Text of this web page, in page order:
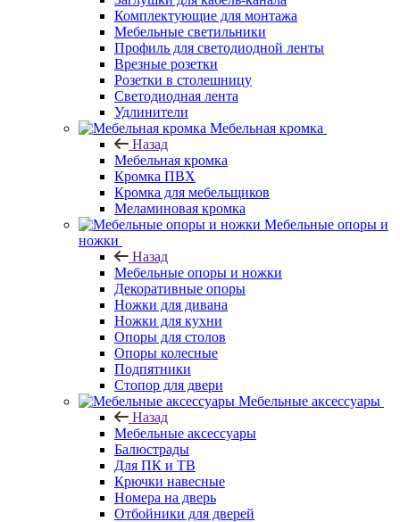
Комплектующие для монтажа
Мебельные светильники
Профиль для светодиодной ленты
Врезные розетки
Розетки в столешницу
Светодиодная лента
Удлинители
Мебельная кромка
Назад
Мебельная кромка
Кромка ПВХ
Кромка для мебельщиков
Меламиновая кромка
Мебельные опоры и
ножки
Назад
Мебельные опоры и ножки
Декоративные опоры
Ножки для дивана
Ножки для кухни
Опоры для столов
Опоры колесные
Подпятники
Стопор для двери
Мебельные аксессуары
Назад
Мебельные аксессуары
Балюстрады
Для ПК и ТВ
Крючки навесные
Номера на дверь
Отбойники для дверей